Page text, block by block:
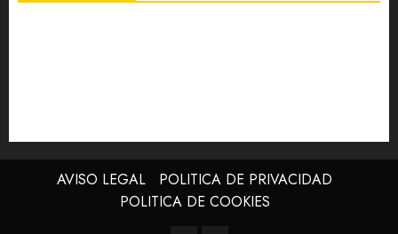
AVISO LEGAL
POLITICA DE PRIVACIDAD
POLITICA DE COOKIES